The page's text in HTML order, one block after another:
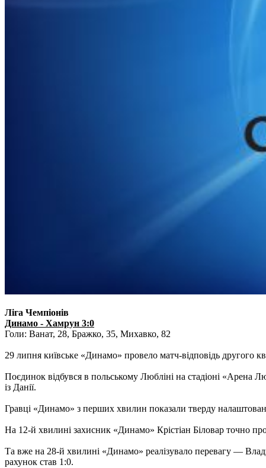
Ліга Чемпіонів
Динамо - Хамрун 3:0
Голи: Ванат, 28, Бражко, 35, Михавко, 82
29 липня київське «Динамо» провело матч-відповідь другого
Поєдинок відбувся в польському Любліні на стадіоні «Арена
із Данії.
Гравці «Динамо» з перших хвилин показали тверду
На 12-й хвилині захисник «Динамо» Крістіан Біловар точно
Та вже на 28-й хвилині «Динамо» реалізувало перевагу —
рахунок став 1:0.